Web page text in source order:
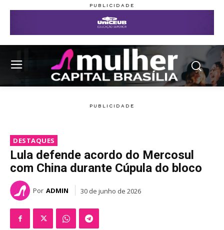
DESTAQUES
Lula defende acordo do Mercosul
com China durante Cúpula do bloco
Por ADMIN 30 de junho de 2026